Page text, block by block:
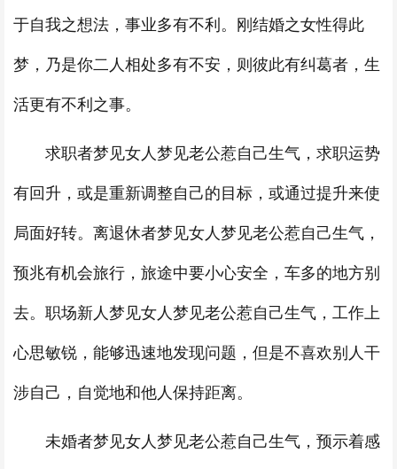
于自我之想法，事业多有不利。刚结婚之女性得此
梦，乃是你二人相处多有不安，则彼此有纠葛者，生
活更有不利之事。
求职者梦见女人梦见老公惹自己生气，求职运势
有回升，或是重新调整自己的目标，或通过提升来使
局面好转。离退休者梦见女人梦见老公惹自己生气，
预兆有机会旅行，旅途中要小心安全，车多的地方别
去。职场新人梦见女人梦见老公惹自己生气，工作上
心思敏锐，能够迅速地发现问题，但是不喜欢别人干
涉自己，自觉地和他人保持距离。
未婚者梦见女人梦见老公惹自己生气，预示着感